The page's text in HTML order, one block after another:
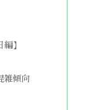
】
雑傾向